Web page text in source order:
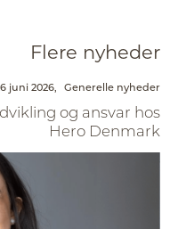
Flere nyheder
juni 2026, Generelle nyheder
og ansvar hos
Hero Denmark